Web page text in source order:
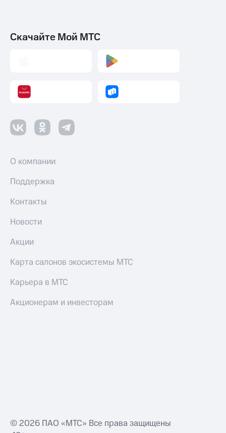
Скачайте Мой МТС
О компании
Поддержка
Контакты
Новости
Акции
Карта салонов экосистемы МТС
Карьера в МТС
Акционерам и инвесторам
© 2026 ПАО «МТС» Все права защищены